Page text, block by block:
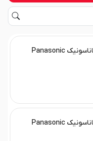
ویدئو پروژکتور پاناسونیک Panasonic
ویدئو پروژکتور پاناسونیک Panasonic